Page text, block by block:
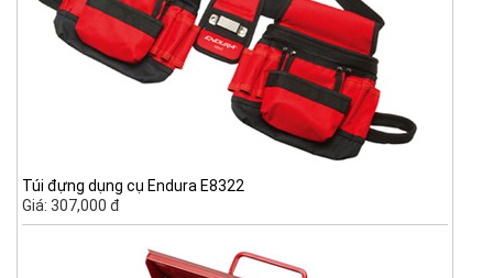
Túi đựng dụng cụ Endura E8322
Giá: 307,000 đ